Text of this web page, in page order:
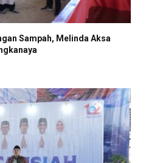
Sampah, Melinda Aksa